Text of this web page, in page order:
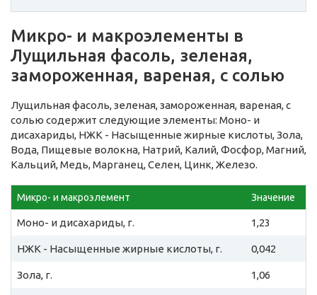
Микро- и макроэлементы в
Лущильная фасоль, зеленая,
замороженная, вареная, с солью
Лущильная фасоль, зеленая, замороженная, вареная, с
солью содержит следующие элементы: Моно- и
дисахариды, НЖК - Насыщенные жирные кислоты, Зола,
Вода, Пищевые волокна, Натрий, Калий, Фосфор, Магний,
Кальций, Медь, Марганец, Селен, Цинк, Железо.
Микро- и макроэлемент Значение
Моно- и дисахариды, г. 1,23
НЖК - Насыщенные жирные кислоты, г. 0,042
Зола, г. 1,06